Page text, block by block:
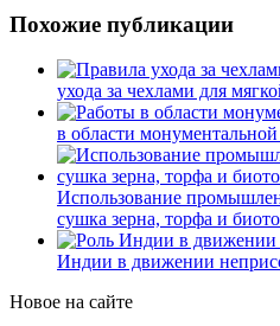
Похожие публикации
ухода за чехлами для
в области
Использование
сушка зерна, торфа и
Индии в движении
Новое на сайте